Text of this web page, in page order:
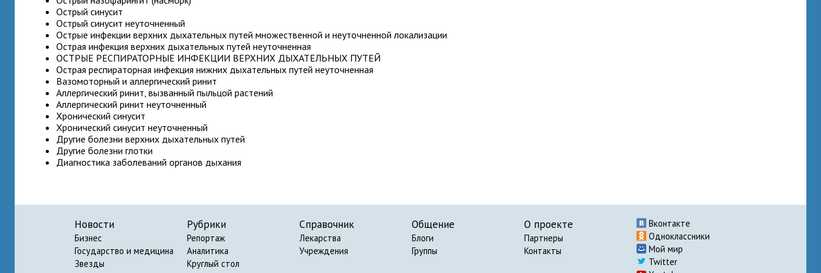
Острый синусит
Острый синусит неуточненный
Острые инфекции верхних дыхательных путей множественной и неуточненной локализации
Острая инфекция верхних дыхательных путей неуточненная
ОСТРЫЕ РЕСПИРАТОРНЫЕ ИНФЕКЦИИ ВЕРХНИХ ДЫХАТЕЛЬНЫХ ПУТЕЙ
Острая респираторная инфекция нижних дыхательных путей неуточненная
Вазомоторный и аллергический ринит
Аллергический ринит, вызванный пыльцой растений
Аллергический ринит неуточненный
Хронический синусит
Хронический синусит неуточненный
Другие болезни верхних дыхательных путей
Другие болезни глотки
Диагностика заболеваний органов дыхания
Новости
Бизнес
Государство и медицина
Звезды
Рубрики
Репортаж
Аналитика
Круглый стол
Справочник
Лекарства
Учреждения
Общение
Блоги
Группы
О проекте
Партнеры
Контакты
Вконтакте
Одноклассники
Мой мир
Twitter